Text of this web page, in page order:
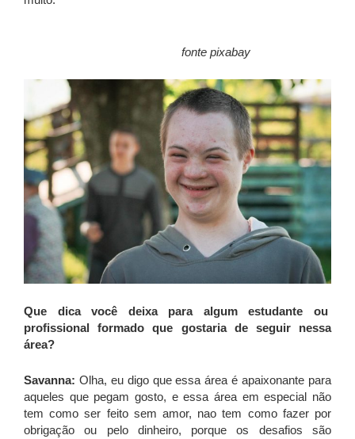
fonte pixabay
Que dica você deixa para algum estudante ou
profissional formado que gostaria de seguir nessa
área?
Savanna: Olha, eu digo que essa área é apaixonante para
aqueles que pegam gosto, e essa área em especial não
tem como ser feito sem amor, nao tem como fazer por
obrigação ou pelo dinheiro, porque os desafios são